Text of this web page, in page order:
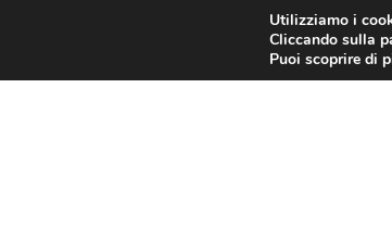
Utilizziamo i
Cliccando sulla
Puoi scoprire di